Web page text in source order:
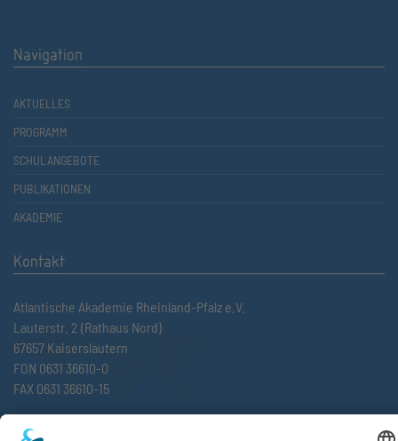
Navigation
AKTUELLES
PROGRAMM
SCHULANGEBOTE
PUBLIKATIONEN
AKADEMIE
Kontakt
Atlantische Akademie Rheinland-Pfalz e.V.
Lauterstr. 2 (Rathaus Nord)
67657 Kaiserslautern
FON 0631 36610-0
FAX 0631 36610-15